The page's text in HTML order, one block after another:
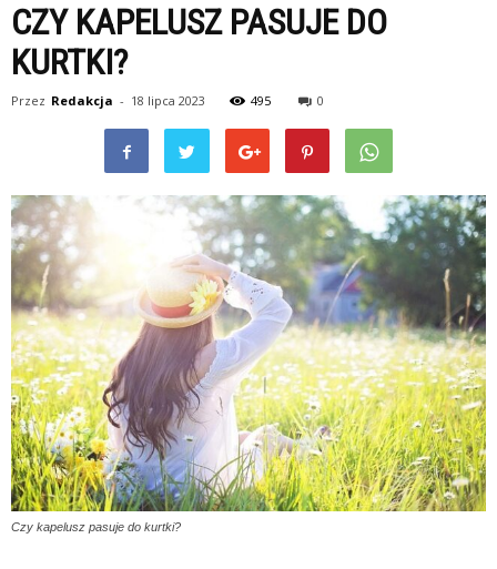
CZY KAPELUSZ PASUJE DO
KURTKI?
Przez Redakcja - 18 lipca 2023 495 0
Czy kapelusz pasuje do kurtki?